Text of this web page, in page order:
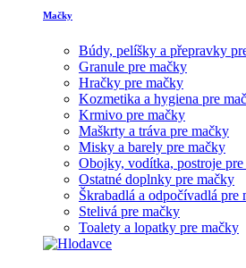
Mačky
Búdy, pelíšky a přepravky
Granule pre mačky
Hračky pre mačky
Kozmetika a hygiena pre
Krmivo pre mačky
Maškrty a tráva pre mačky
Misky a barely pre mačky
Obojky, vodítka, postroje
Ostatné doplnky pre mačky
Škrabadlá a odpočívadlá pre
Stelivá pre mačky
Toalety a lopatky pre mačky